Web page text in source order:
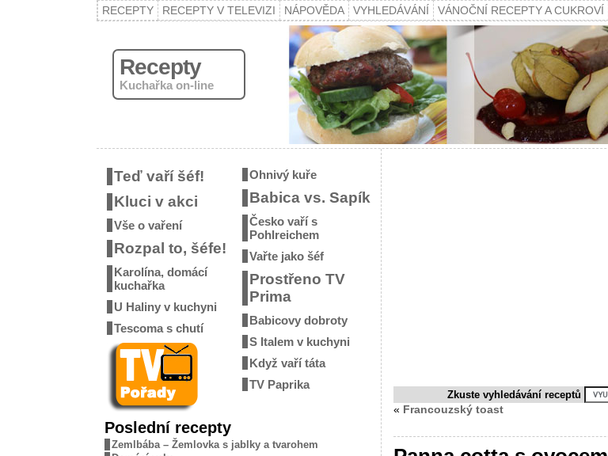
RECEPTY RECEPTY V TELEVIZI NÁPOVĚDA VYHLEDÁVÁNÍ VÁNOČNÍ RECEPTY A CUKROVÍ
Recepty
Kuchařka on-line
Teď vaří šéf!
Kluci v akci
Vše o vaření
Rozpal to, šéfe!
Karolína, domácí
kuchařka
U Haliny v kuchyni
Tescoma s chutí
Ohnivý kuře
Babica vs. Sapík
Česko vaří s
Pohlreichem
Vařte jako šéf
Prostřeno TV
Prima
Babicovy dobroty
S Italem v kuchyni
Když vaří táta
TV Paprika
Poslední recepty
Zemlbába – Žemlovka s jablky a tvarohem
Zkuste vyhledávání receptů
« Francouzský toast